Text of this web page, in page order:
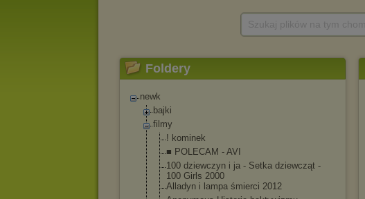
Foldery
newk
bajki
filmy
! kominek
■ POLECAM - AVI
100 dziewczyn i ja - Setka dziewcząt -
100 Girls 2000
Alladyn i lampa śmierci 2012